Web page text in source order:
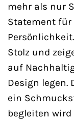
mehr als nur
Statement für
Stolz und
auf
Design legen.
ein
begleiten